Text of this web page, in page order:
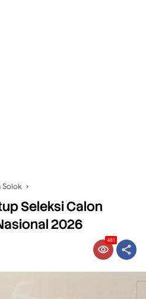
Solok
Seleksi Calon
2026
481